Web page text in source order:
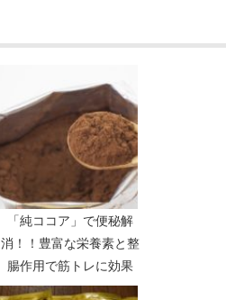
「純ココア」で便秘解
消！！豊富な栄養素と整
腸作用で筋トレに効果
的！